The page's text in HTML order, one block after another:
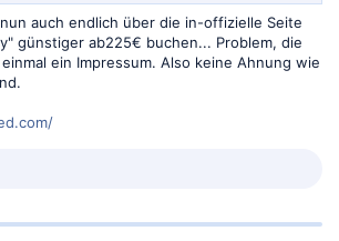
auch endlich über die in-offizielle Seite
günstiger ab225€ buchen... Problem, die
ein Impressum. Also keine Ahnung wie